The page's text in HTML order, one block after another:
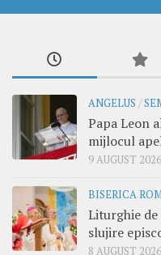
ANGELUS /
Papa Leon
mijlocul
9 AUGUST 2026
BISERICA
Liturghie
slujire
8 AUGUST 2026